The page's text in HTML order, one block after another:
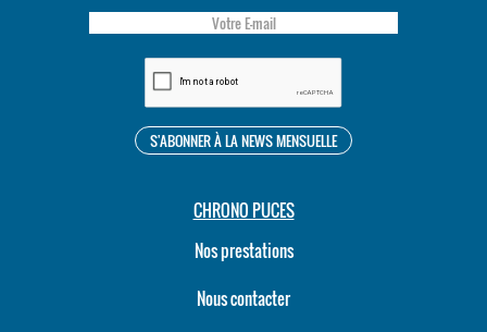
CHRONO PUCES
Nos prestations
Nous contacter